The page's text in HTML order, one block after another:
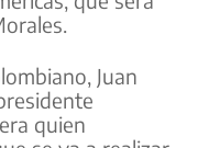
Juan
quien